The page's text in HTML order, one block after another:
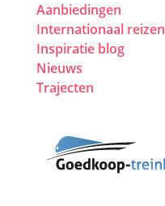
Aanbiedingen
Internationaal reizen
Inspiratie blog
Nieuws
Trajecten